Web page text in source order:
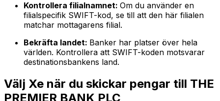
Kontrollera filialnamnet: Om du använder en
filialspecifik SWIFT-kod, se till att den här filialen
matchar mottagarens filial.
Bekräfta landet: Banker har platser över hela
världen. Kontrollera att SWIFT-koden motsvarar
destinationsbankens land.
Välj Xe när du skickar pengar till THE
PREMIER BANK PLC